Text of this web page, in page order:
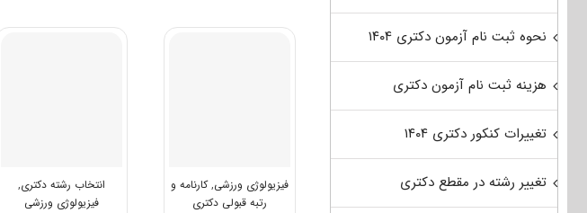
فیزیولوژی ورزشی,کارنامه و
رتبه قبولی دکتری
انتخاب رشته دکتری,
فیزیولوژی ورزشی
نحوه ثبت نام آزمون دکتری ۱۴۰۴
هزینه ثبت نام آزمون دکتری
تغییرات کنکور دکتری ۱۴۰۴
تغییر رشته در مقطع دکتری